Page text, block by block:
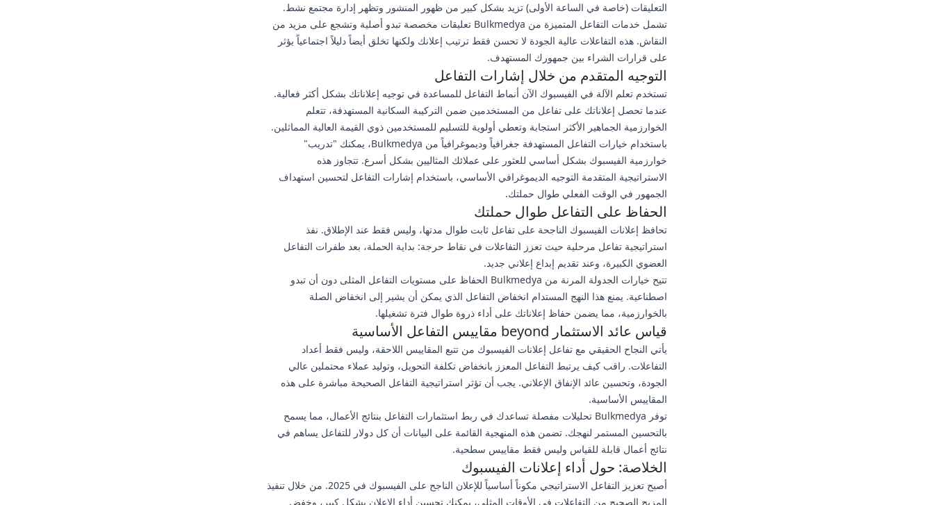
التعليقات (خاصة في الساعة الأولى) تزيد بشكل كبير من ظهور المنشور وتظهر إدارة مجتمع نشط.
تشمل خدمات التفاعل المتميزة من Bulkmedya تعليقات مخصصة تبدو أصلية وتشجع على مزيد من
النقاش. هذه التفاعلات عالية الجودة لا تحسن فقط ترتيب إعلانك ولكنها تخلق أيضاً دليلاً اجتماعياً يؤثر
على قرارات الشراء بين جمهورك المستهدف.
التوجيه المتقدم من خلال إشارات التفاعل
تستخدم تعلم الآلة في الفيسبوك الآن أنماط التفاعل للمساعدة في توجيه إعلاناتك بشكل أكثر فعالية.
عندما تحصل إعلاناتك على تفاعل من المستخدمين ضمن التركيبة السكانية المستهدفة، تتعلم
الخوارزمية الجماهير الأكثر استجابة وتعطي أولوية للتسليم للمستخدمين ذوي القيمة العالية المماثلين.
باستخدام خيارات التفاعل المستهدفة جغرافياً وديموغرافياً من Bulkmedya، يمكنك "تدريب"
خوارزمية الفيسبوك بشكل أساسي للعثور على عملائك المثاليين بشكل أسرع. تتجاوز هذه
الاستراتيجية المتقدمة التوجيه الديموغرافي الأساسي، باستخدام إشارات التفاعل لتحسين استهداف
الجمهور في الوقت الفعلي طوال حملتك.
الحفاظ على التفاعل طوال حملتك
تحافظ إعلانات الفيسبوك الناجحة على تفاعل ثابت طوال مدتها، وليس فقط عند الإطلاق. نفذ
استراتيجية تفاعل مرحلية حيث تعزز التفاعلات في نقاط حرجة: بداية الحملة، بعد طفرات التفاعل
العضوي الكبيرة، وعند تقديم إبداع إعلاني جديد.
تتيح خيارات الجدولة المرنة من Bulkmedya الحفاظ على مستويات التفاعل المثلى دون أن تبدو
اصطناعية. يمنع هذا النهج المستدام انخفاض التفاعل الذي يمكن أن يشير إلى انخفاض الصلة
بالخوارزمية، مما يضمن حفاظ إعلاناتك على أداء ذروة طوال فترة تشغيلها.
قياس عائد الاستثمار beyond مقاييس التفاعل الأساسية
يأتي النجاح الحقيقي مع تفاعل إعلانات الفيسبوك من تتبع المقاييس اللاحقة، وليس فقط أعداد
التفاعلات. راقب كيف يرتبط التفاعل المعزز بانخفاض تكلفة التحويل، وتوليد عملاء محتملين عالي
الجودة، وتحسين عائد الإنفاق الإعلاني. يجب أن تؤثر استراتيجية التفاعل الصحيحة مباشرة على هذه
المقاييس الأساسية.
توفر Bulkmedya تحليلات مفصلة تساعدك في ربط استثمارات التفاعل بنتائج الأعمال، مما يسمح
بالتحسين المستمر لنهجك. تضمن هذه المنهجية القائمة على البيانات أن كل دولار للتفاعل يساهم في
نتائج أعمال قابلة للقياس وليس فقط مقاييس سطحية.
الخلاصة: حول أداء إعلانات الفيسبوك
أصبح تعزيز التفاعل الاستراتيجي مكوناً أساسياً للإعلان الناجح على الفيسبوك في 2025. من خلال تنفيذ
المزيج الصحيح من التفاعلات في الأوقات المثلى، يمكنك تحسين أداء الإعلان بشكل كبير، وخفض